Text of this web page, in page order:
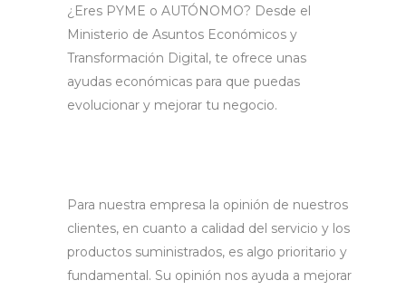
¿Eres PYME o AUTÓNOMO? Desde el
Ministerio de Asuntos Económicos y
Transformación Digital, te ofrece unas
ayudas económicas para que puedas
evolucionar y mejorar tu negocio.
Para nuestra empresa la opinión de nuestros
clientes, en cuanto a calidad del servicio y los
productos suministrados, es algo prioritario y
fundamental. Su opinión nos ayuda a mejorar